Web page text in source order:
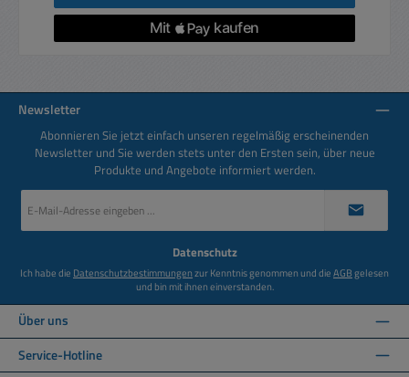
Newsletter
Abonnieren Sie jetzt einfach unseren regelmäßig erscheinenden
Newsletter und Sie werden stets unter den Ersten sein, über neue
Produkte und Angebote informiert werden.
Mail-
Datenschutz
Ich habe die Datenschutzbestimmungenzur Kenntnis genommen und dieAGBgelesen
und bin mit ihnen einverstanden.
Über uns
Service-Hotline